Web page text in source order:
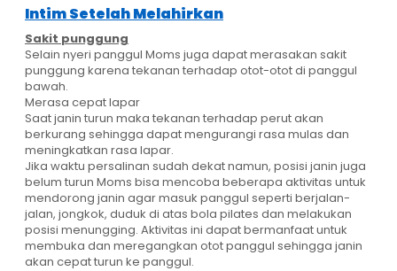
Intim Setelah Melahirkan
Sakit punggung
Selain nyeri panggul Moms juga dapat merasakan sakit
punggung karena tekanan terhadap otot-otot di panggul
bawah.
Merasa cepat lapar
Saat janin turun maka tekanan terhadap perut akan
berkurang sehingga dapat mengurangi rasa mulas dan
meningkatkan rasa lapar.
Jika waktu persalinan sudah dekat namun, posisi janin juga
belum turun Moms bisa mencoba beberapa aktivitas untuk
mendorong janin agar masuk panggul seperti berjalan-
jalan, jongkok, duduk di atas bola pilates dan melakukan
posisi menungging. Aktivitas ini dapat bermanfaat untuk
membuka dan meregangkan otot panggul sehingga janin
akan cepat turun ke panggul.